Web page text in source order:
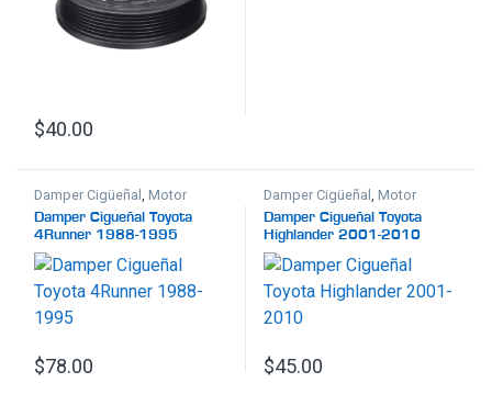
$40.00
Damper Cigüeñal , Motor
Damper Cigueñal Toyota
4Runner 1988-1995
$78.00
Damper Cigüeñal , Motor
Damper Cigueñal Toyota
Highlander 2001-2010
$45.00